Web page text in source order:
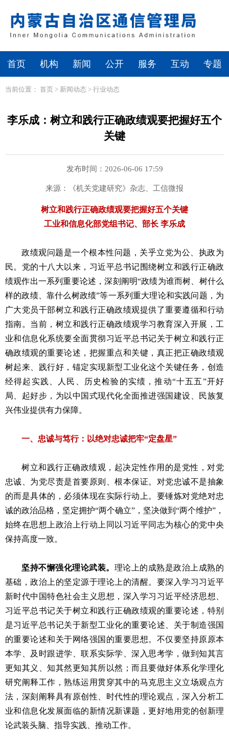
首页 机构 新闻 公开 服务 互动 专题
当前位置： 首页 > 新闻动态 > 行业动态
李乐成：树立和践行正确政绩观要把握好五个
关键
发布时间：2026-06-06 17:59
来源：《机关党建研究》杂志、工信微报
树立和践行正确政绩观要把握好五个关键
工业和信息化部党组书记、部长 李乐成
政绩观问题是一个根本性问题，关乎立党为公、执政为
民。党的十八大以来，习近平总书记围绕树立和践行正确政
绩观作出一系列重要论述，深刻阐明“政绩为谁而树、树什么
样的政绩、靠什么树政绩”等一系列重大理论和实践问题，为
广大党员干部树立和践行正确政绩观提供了重要遵循和行动
指南。当前，树立和践行正确政绩观学习教育深入开展，工
业和信息化系统要全面贯彻习近平总书记关于树立和践行正
确政绩观的重要论述，把握重点和关键，真正把正确政绩观
树起来、践行好，锚定实现新型工业化这个关键任务，创造
经得起实践、人民、历史检验的实绩，推动“十五五”开好
局、起好步，为以中国式现代化全面推进强国建设、民族复
兴伟业提供有力保障。
一、忠诚与笃行：以绝对忠诚把牢“定盘星”
树立和践行正确政绩观，起决定性作用的是党性，对党
忠诚、为党尽责是首要原则、根本保证。对党忠诚不是抽象
的而是具体的，必须体现在实际行动上。要锤炼对党绝对忠
诚的政治品格，坚定拥护“两个确立”，坚决做到“两个维护”，
始终在思想上政治上行动上同以习近平同志为核心的党中央
保持高度一致。
坚持不懈强化理论武装。 理论上的成熟是政治上成熟的
基础，政治上的坚定源于理论上的清醒。要深入学习习近平
新时代中国特色社会主义思想，深入学习习近平经济思想、
习近平总书记关于树立和践行正确政绩观的重要论述，特别
是习近平总书记关于新型工业化的重要论述、关于制造强国
的重要论述和关于网络强国的重要思想。不仅要坚持原原本
本学、及时跟进学、联系实际学、深入思考学，做到知其言
更知其义、知其然更知其所以然；而且要做好体系化学理化
研究阐释工作，熟练运用贯穿其中的马克思主义立场观点方
法，深刻阐释具有原创性、时代性的理论观点，深入分析工
业和信息化发展面临的新情况新课题，更好地用党的创新理
论武装头脑、指导实践、推动工作。